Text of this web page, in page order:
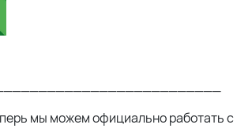
мы можем официально работать